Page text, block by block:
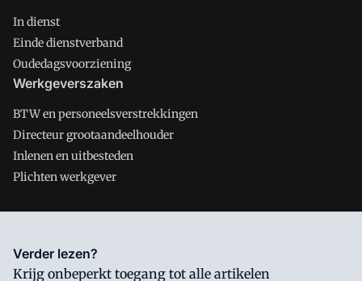
In dienst
Einde dienstverband
Oudedagsvoorziening
Werkgeverszaken
BTW en personeelsverstrekkingen
Directeur grootaandeelhouder
Inlenen en uitbesteden
Plichten werkgever
Salarisnet is onderdeel van VMN media. Lees in
waar VMN media voor staat. Op gebruik van deze site zijn de
Verder lezen?
Krijg onbeperkt toegang tot alle artikelen